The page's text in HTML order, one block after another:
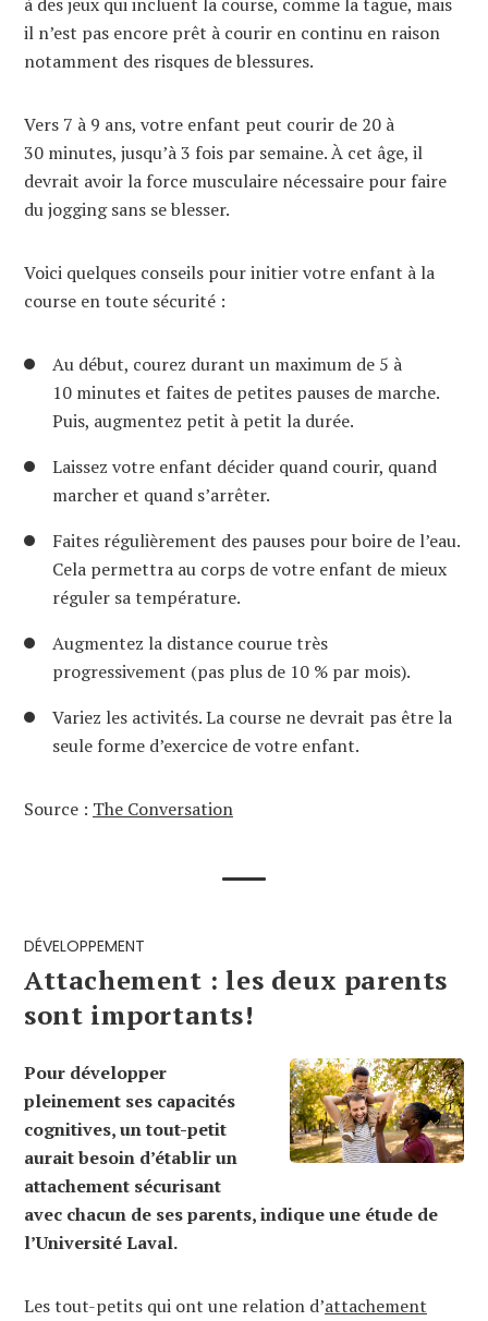
il n’est pas encore prêt à courir en continu en raison
notamment des risques de blessures.
Vers 7 à 9 ans, votre enfant peut courir de 20 à
30 minutes, jusqu’à 3 fois par semaine. À cet âge, il
devrait avoir la force musculaire nécessaire pour faire
du jogging sans se blesser.
Voici quelques conseils pour initier votre enfant à la
course en toute sécurité :
Au début, courez durant un maximum de 5 à
10 minutes et faites de petites pauses de marche.
Puis, augmentez petit à petit la durée.
Laissez votre enfant décider quand courir, quand
marcher et quand s’arrêter.
Faites régulièrement des pauses pour boire de l’eau.
Cela permettra au corps de votre enfant de mieux
réguler sa température.
Augmentez la distance courue très
progressivement (pas plus de 10 % par mois).
Variez les activités. La course ne devrait pas être la
seule forme d’exercice de votre enfant.
Source : The Conversation
DÉVELOPPEMENT
Attachement : les deux parents
sont importants!
Pour développer
pleinement ses capacités
cognitives, un tout-petit
aurait besoin d’établir un
attachement sécurisant
avec chacun de ses parents, indique une étude de
l’Université Laval.
Les tout-petits qui ont une relation d’attachement